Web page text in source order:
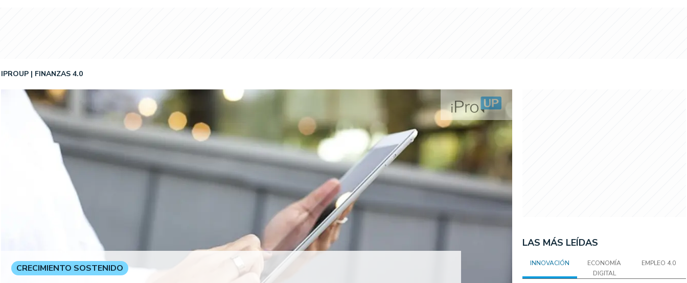
IPROUP FINANZAS 4.0
CRECIMIENTO SOSTENIDO
LAS MÁS LEÍDAS
INNOVACIÓN
ECONOMÍA
DIGITAL
EMPLEO 4.0